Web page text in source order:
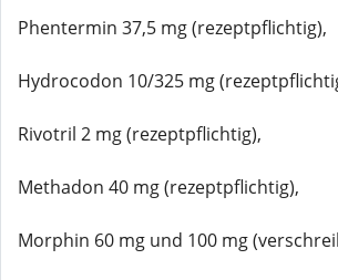
Phentermin 37,5 mg (rezeptpflichtig),
Hydrocodon 10/325 mg
Rivotril 2 mg (rezeptpflichtig),
Methadon 40 mg (rezeptpflichtig),
Morphin 60 mg und 100 mg